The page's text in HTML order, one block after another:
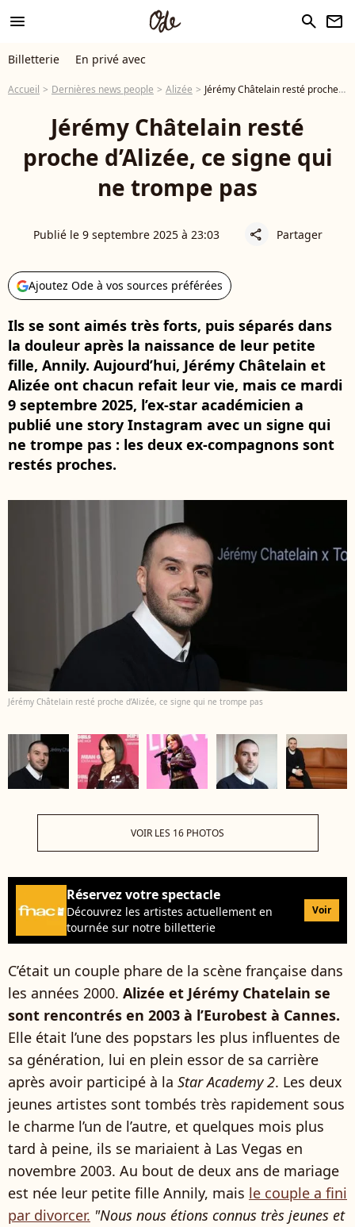
menu search newsletter
Billetterie En privé avec
Accueil Dernières news people Alizée Jérémy Châtelain resté proche d’Alizée, ce signe qui ne trompe pas
Jérémy Châtelain resté
proche d’Alizée, ce signe qui
ne trompe pas
Publié le 9 septembre 2025 à 23:03 share Partager
Ajoutez Ode à vos sources préférées
Ils se sont aimés très forts, puis séparés dans
la douleur après la naissance de leur petite
fille, Annily. Aujourd’hui, Jérémy Châtelain et
Alizée ont chacun refait leur vie, mais ce mardi
9 septembre 2025, l’ex-star académicien a
publié une story Instagram avec un signe qui
ne trompe pas : les deux ex-compagnons sont
restés proches.
Jérémy Châtelain resté proche d’Alizée, ce signe qui ne trompe pas
VOIR LES 16 PHOTOS
Réservez votre spectacle
Découvrez les artistes actuellement en
tournée sur notre billetterie
Voir
C’était un couple phare de la scène française dans
les années 2000. Alizée et Jérémy Chatelain se
sont rencontrés en 2003 à l’Eurobest à Cannes.
Elle était l’une des popstars les plus influentes de
sa génération, lui en plein essor de sa carrière
après avoir participé à la Star Academy 2. Les deux
jeunes artistes sont tombés très rapidement sous
le charme l’un de l’autre, et quelques mois plus
tard à peine, ils se mariaient à Las Vegas en
novembre 2003. Au bout de deux ans de mariage
est née leur petite fille Annily, mais le couple a fini
par divorcer. "Nous nous étions connus très jeunes et